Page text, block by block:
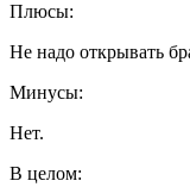
Плюсы:
Не надо открывать
Минусы:
Нет.
В целом: